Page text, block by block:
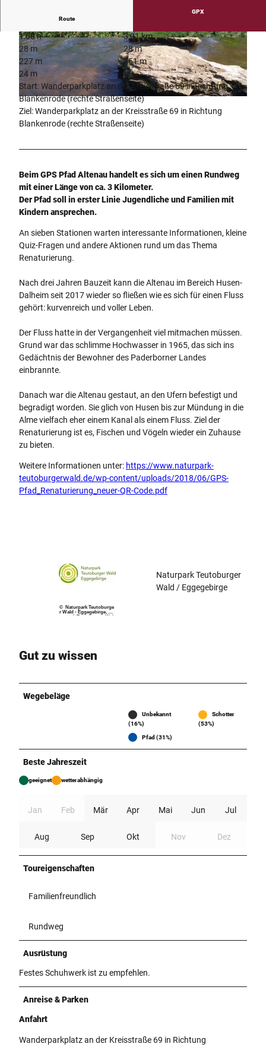
© CC-BY-SA Naturpark Teutoburger Wald / Eggegebirge, H. Kölker |
© Naturpark Teutoburger Wald / Eggegebirge |
CC-BY-SA
© Naturpark Teutoburger Wald / Eggegebirge
Route
GPX
1:00 h
3,01 km
28 m
28 m
227 m
251 m
24 m
Start: Wanderparkplatz an der Kreisstraße 69 in Richtung
Blankenrode (rechte Straßenseite)
Ziel: Wanderparkplatz an der Kreisstraße 69 in Richtung
Blankenrode (rechte Straßenseite)
Beim GPS Pfad Altenau handelt es sich um einen Rundweg
mit einer Länge von ca. 3 Kilometer.
Der Pfad soll in erster Linie Jugendliche und Familien mit
Kindern ansprechen.
An sieben Stationen warten interessante Informationen, kleine
Quiz-Fragen und andere Aktionen rund um das Thema
Renaturierung.
Nach drei Jahren Bauzeit kann die Altenau im Bereich Husen-
Dalheim seit 2017 wieder so fließen wie es sich für einen Fluss
gehört: kurvenreich und voller Leben.
Der Fluss hatte in der Vergangenheit viel mitmachen müssen.
Grund war das schlimme Hochwasser in 1965, das sich ins
Gedächtnis der Bewohner des Paderborner Landes
einbrannte.
Danach war die Altenau gestaut, an den Ufern befestigt und
begradigt worden. Sie glich von Husen bis zur Mündung in die
Alme vielfach eher einem Kanal als einem Fluss. Ziel der
Renaturierung ist es, Fischen und Vögeln wieder ein Zuhause
zu bieten.
Weitere Informationen unter: https://www.naturpark-
teutoburgerwald.de/wp-content/uploads/2018/06/GPS-
Pfad_Renaturierung_neuer-QR-Code.pdf
© Naturpark Teutoburge
r Wald - Eggegebirge, Na
turpark Teutoburger Wal
Naturpark Teutoburger
Wald / Eggegebirge
Gut zu wissen
Wegebeläge
Unbekannt
(16%)
Schotter
(53%)
Pfad (31%)
Beste Jahreszeit
geeignet wetterabhängig
Jan Feb Mär Apr Mai Jun Jul
Aug Sep Okt Nov Dez
Toureigenschaften
Familienfreundlich
Rundweg
Ausrüstung
Festes Schuhwerk ist zu empfehlen.
Anreise & Parken
Anfahrt
Wanderparkplatz an der Kreisstraße 69 in Richtung